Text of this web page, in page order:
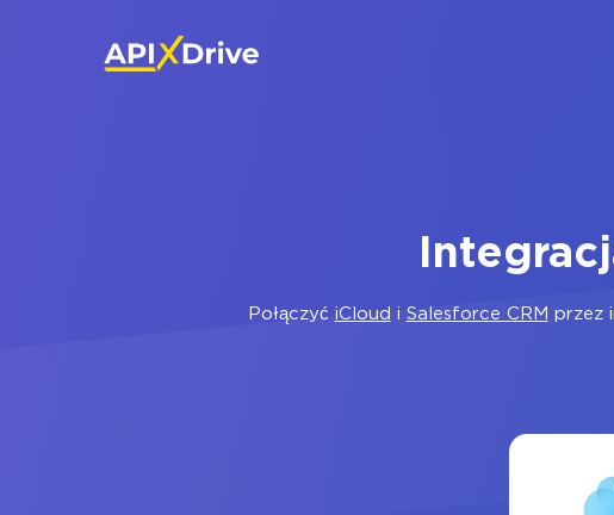
Połączyć iCloud i Salesforce CRM przez